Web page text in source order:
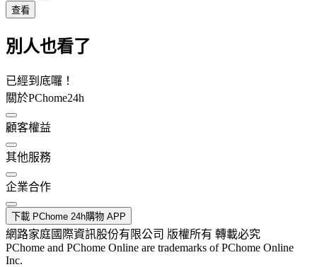
查看
別人也看了
已經到底囉！
關於PChome24h
顧客權益
其他服務
企業合作
下載 PChome 24h購物 APP
網路家庭國際資訊股份有限公司 版權所有 轉載必究
PChome and PChome Online are trademarks of PChome Online
Inc.